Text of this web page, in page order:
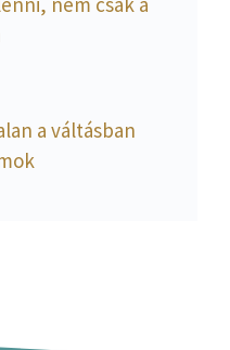
a váltásban